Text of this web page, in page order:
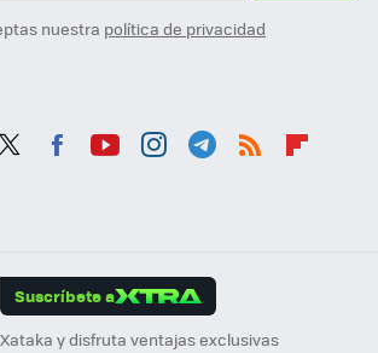
nuestra política de privacidad
Suscríbete a
y disfruta ventajas exclusivas